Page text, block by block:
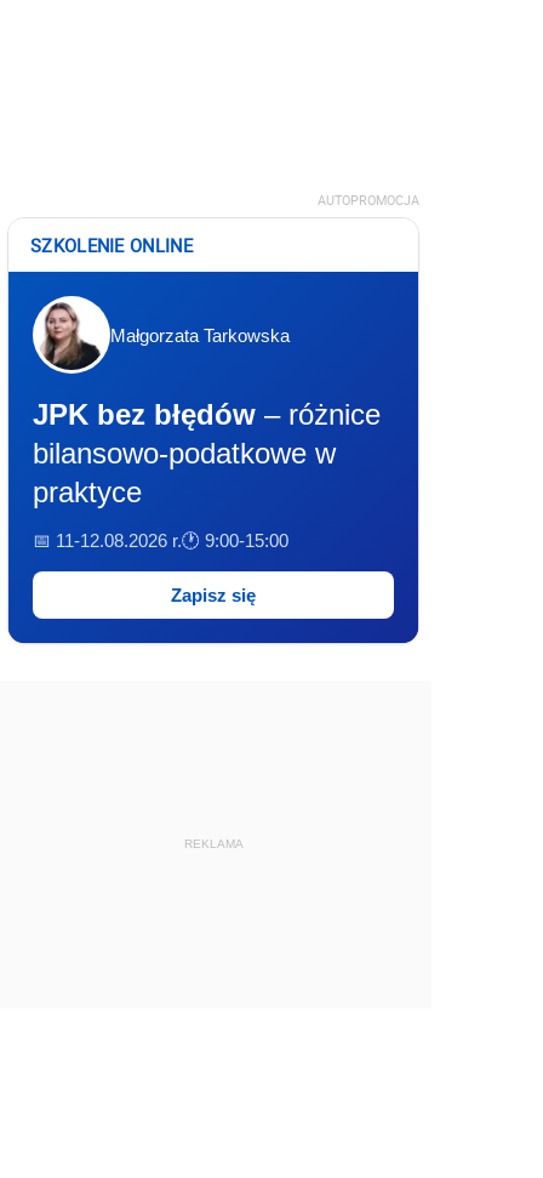
AUTOPROMOCJA
SZKOLENIE ONLINE
Małgorzata Tarkowska
JPK bez błędów – różnice
bilansowo-podatkowe w
praktyce
📅 11-12.08.2026 r.🕐 9:00-15:00
Zapisz się
REKLAMA